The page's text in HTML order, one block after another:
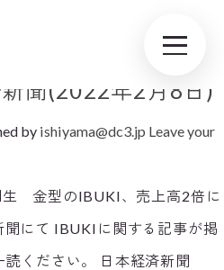
本経済新聞
新聞(2022年2月8日)
by ishiyama@dc3.jp Leave your
生 金型のIBUKI、売上高2倍に
にて IBUKIに関する記事が掲
ください。 日本経済新聞